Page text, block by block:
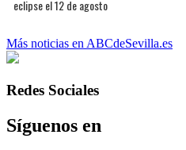
eclipse el 12 de agosto
Más noticias en ABCdeSevilla.es
Redes Sociales
Síguenos en